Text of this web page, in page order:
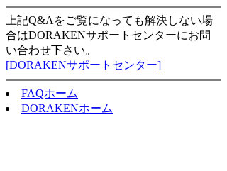
上記Q&Aをご覧になっても解決しない場
合はDORAKENサポートセンターにお問
い合わせ下さい。
[DORAKENサポートセンター]
FAQホーム
DORAKENホーム